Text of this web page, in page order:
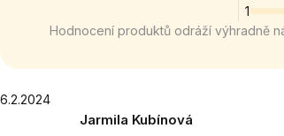
je
hvězdiček.
1
Hodnocení produktů odráží výhradně
Výpis
hodnoceníJarmila Kubínová
6.2.2024